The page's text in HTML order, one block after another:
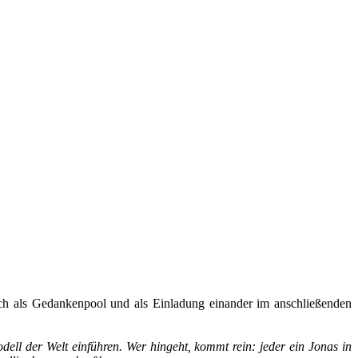
Gedankenpool und als Einladung einander im anschließenden
der Welt einführen. Wer hingeht, kommt rein: jeder ein Jonas in